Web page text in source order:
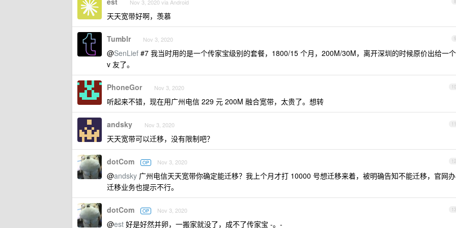
Nov 3, 2020 via Android
天天宽带好啊，羡慕
9
Tumblr Nov 3, 2020
@SenLief #7 我当时用的是一个传家宝级别的套餐，1800/15 个月，200M/30M，离开深圳的时候原价出给一个
v 友了。
10
PhoneGor Nov 3, 2020
听起来不错，现在用广州电信 229 元 200M 融合宽带，太贵了。想转
11
andsky Nov 3, 2020
天天宽带可以迁移，没有限制吧？
12
dotCom OP Nov 3, 2020
@andsky 广州电信天天宽带你确定能迁移？我上个月才打 10000 号想迁移来着，被明确告知不能迁移，官网办
迁移业务也提示不行。
13
dotCom OP Nov 3, 2020
@est 好是好然并卵，一搬家就没了，成不了传家宝 -。-